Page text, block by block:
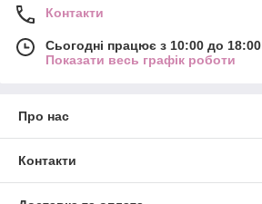
Контакти
Сьогодні працює з 10:00 до 18:00
Показати весь графік роботи
Про нас
Контакти